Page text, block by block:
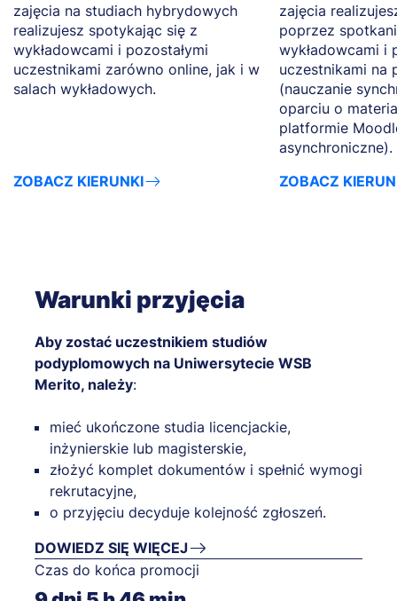
zajęcia na studiach hybrydowych
realizujesz spotykając się z
wykładowcami i pozostałymi
uczestnikami zarówno online, jak i w
salach wykładowych.
ZOBACZ KIERUNKI
zajęcia
poprzez
wykładowcami i
uczestnikami na
(nauczanie
oparciu o
platformie
asynchroniczne).
ZOBACZ
Warunki przyjęcia
Aby zostać uczestnikiem studiów
podyplomowych na Uniwersytecie WSB
Merito, należy:
mieć ukończone studia licencjackie,
inżynierskie lub magisterskie,
złożyć komplet dokumentów i spełnić wymogi
rekrutacyjne,
o przyjęciu decyduje kolejność zgłoszeń.
DOWIEDZ SIĘ WIĘCEJ
Czas do końca promocji